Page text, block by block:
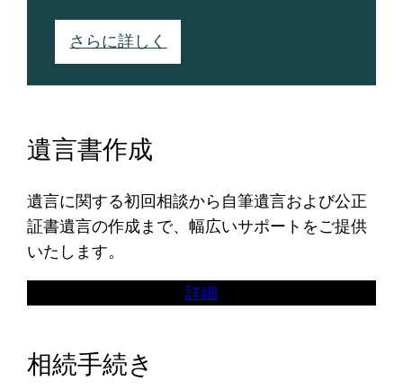
さらに詳しく
遺言書作成
遺言に関する初回相談から自筆遺言および公正
証書遺言の作成まで、幅広いサポートをご提供
いたします。
詳細
相続手続き